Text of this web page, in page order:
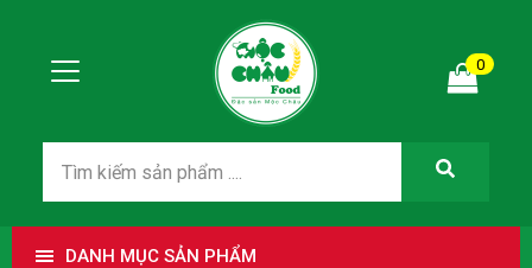
0
DANH MỤC SẢN PHẨM